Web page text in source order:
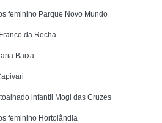
feminino Parque Novo Mundo
da Rocha
Baixa
infantil Mogi das Cruzes
feminino Hortolândia